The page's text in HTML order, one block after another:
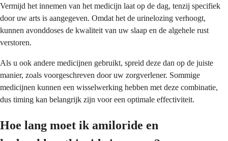
Vermijd het innemen van het medicijn laat op de dag, tenzij specifiek
door uw arts is aangegeven. Omdat het de urinelozing verhoogt,
kunnen avonddoses de kwaliteit van uw slaap en de algehele rust
verstoren.
Als u ook andere medicijnen gebruikt, spreid deze dan op de juiste
manier, zoals voorgeschreven door uw zorgverlener. Sommige
medicijnen kunnen een wisselwerking hebben met deze combinatie,
dus timing kan belangrijk zijn voor een optimale effectiviteit.
Hoe lang moet ik amiloride en